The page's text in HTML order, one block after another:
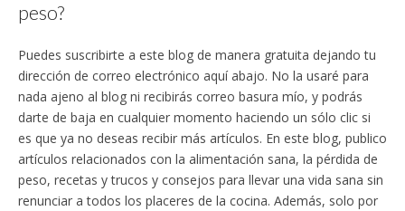
peso?
Puedes suscribirte a este blog de manera gratuita dejando tu
dirección de correo electrónico aquí abajo. No la usaré para
nada ajeno al blog ni recibirás correo basura mío, y podrás
darte de baja en cualquier momento haciendo un sólo clic si
es que ya no deseas recibir más artículos. En este blog, publico
artículos relacionados con la alimentación sana, la pérdida de
peso, recetas y trucos y consejos para llevar una vida sana sin
renunciar a todos los placeres de la cocina. Además, solo por